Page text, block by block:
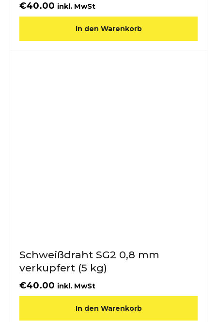
€40.00 inkl. MwSt
In den Warenkorb
Schweißdraht SG2 0,8 mm
verkupfert (5 kg)
€40.00 inkl. MwSt
In den Warenkorb